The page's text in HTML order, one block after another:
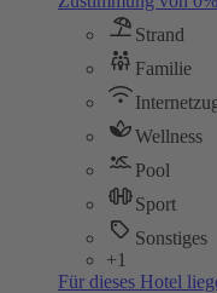
Strand
Familie
Wellness
Pool
Sport
Sonstiges
+1
Für dieses Hotel